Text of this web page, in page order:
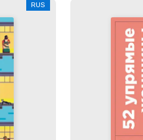
RUS